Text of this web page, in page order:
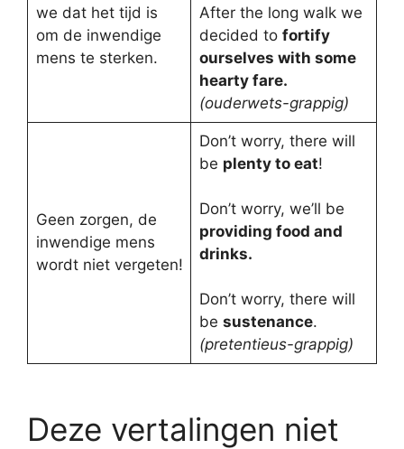
we dat het tijd is
om de inwendige
mens te sterken.
After the long walk we
decided to fortify
ourselves with some
hearty fare.
(ouderwets-grappig)
Geen zorgen, de
inwendige mens
wordt niet vergeten!
Don’t worry, there will
be plenty to eat!
Don’t worry, we’ll be
providing food and
drinks.
Don’t worry, there will
be sustenance.
(pretentieus-grappig)
Deze vertalingen niet